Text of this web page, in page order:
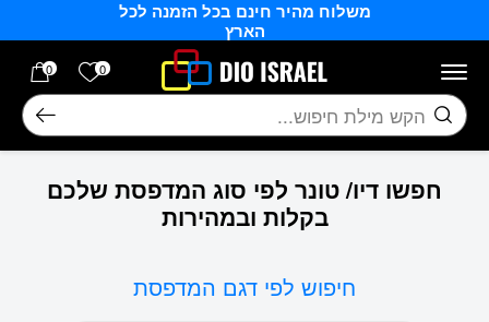
משלוח מהיר חינם בכל הזמנה לכל
הארץ
0 הרשימה
0
חיפוש
חפשו דיו/ טונר לפי סוג המדפסת שלכם
בקלות ובמהירות
חיפוש לפי דגם המדפסת